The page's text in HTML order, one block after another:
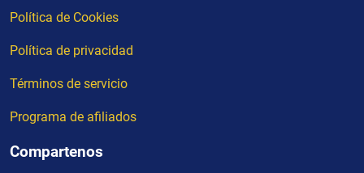
Política de Cookies
Política de privacidad
Términos de servicio
Programa de afiliados
Compartenos